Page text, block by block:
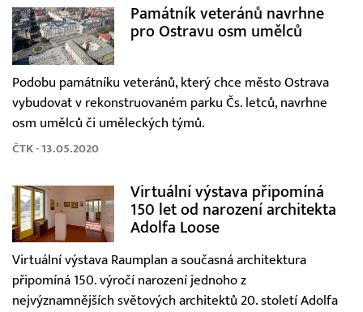
Památník veteránů navrhne
pro Ostravu osm umělců
Podobu památníku veteránů, který chce město Ostrava
vybudovat v rekonstruovaném parku Čs. letců, navrhne
osm umělců či uměleckých týmů.
ČTK - 13.05.2020
Virtuální výstava připomíná
150 let od narození architekta
Adolfa Loose
Virtuální výstava Raumplan a současná architektura
připomíná 150. výročí narození jednoho z
nejvýznamnějších světových architektů 20. století Adolfa